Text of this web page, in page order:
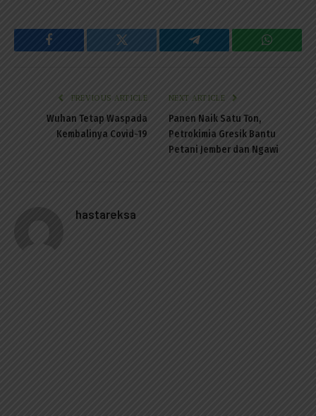
Facebook Twitter Telegram
PREVIOUS ARTICLE
Wuhan Tetap Waspada
Kembalinya Covid-19
NEXT ARTICLE
Panen Naik Satu Ton,
Petrokimia Gresik Bantu
Petani Jember dan Ngawi
hastareksa